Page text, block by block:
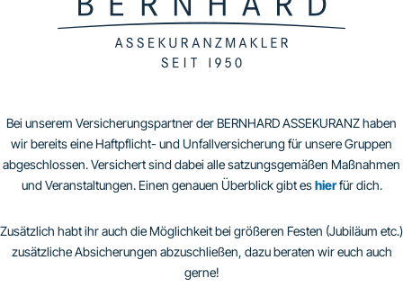
Bei unserem Versicherungspartner der BERNHARD ASSEKURANZ haben
wir bereits eine Haftpflicht- und Unfallversicherung für unsere Gruppen
abgeschlossen. Versichert sind dabei alle satzungsgemäßen Maßnahmen
und Veranstaltungen. Einen genauen Überblick gibt eshierfür dich.
Zusätzlich habt ihr auch die Möglichkeit bei größeren Festen (Jubiläum etc.)
zusätzliche Absicherungen abzuschließen, dazu beraten wir euch auch
gerne!